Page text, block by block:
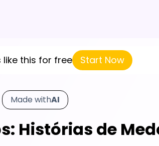
this for free Start Now
Made withAI
Histórias de